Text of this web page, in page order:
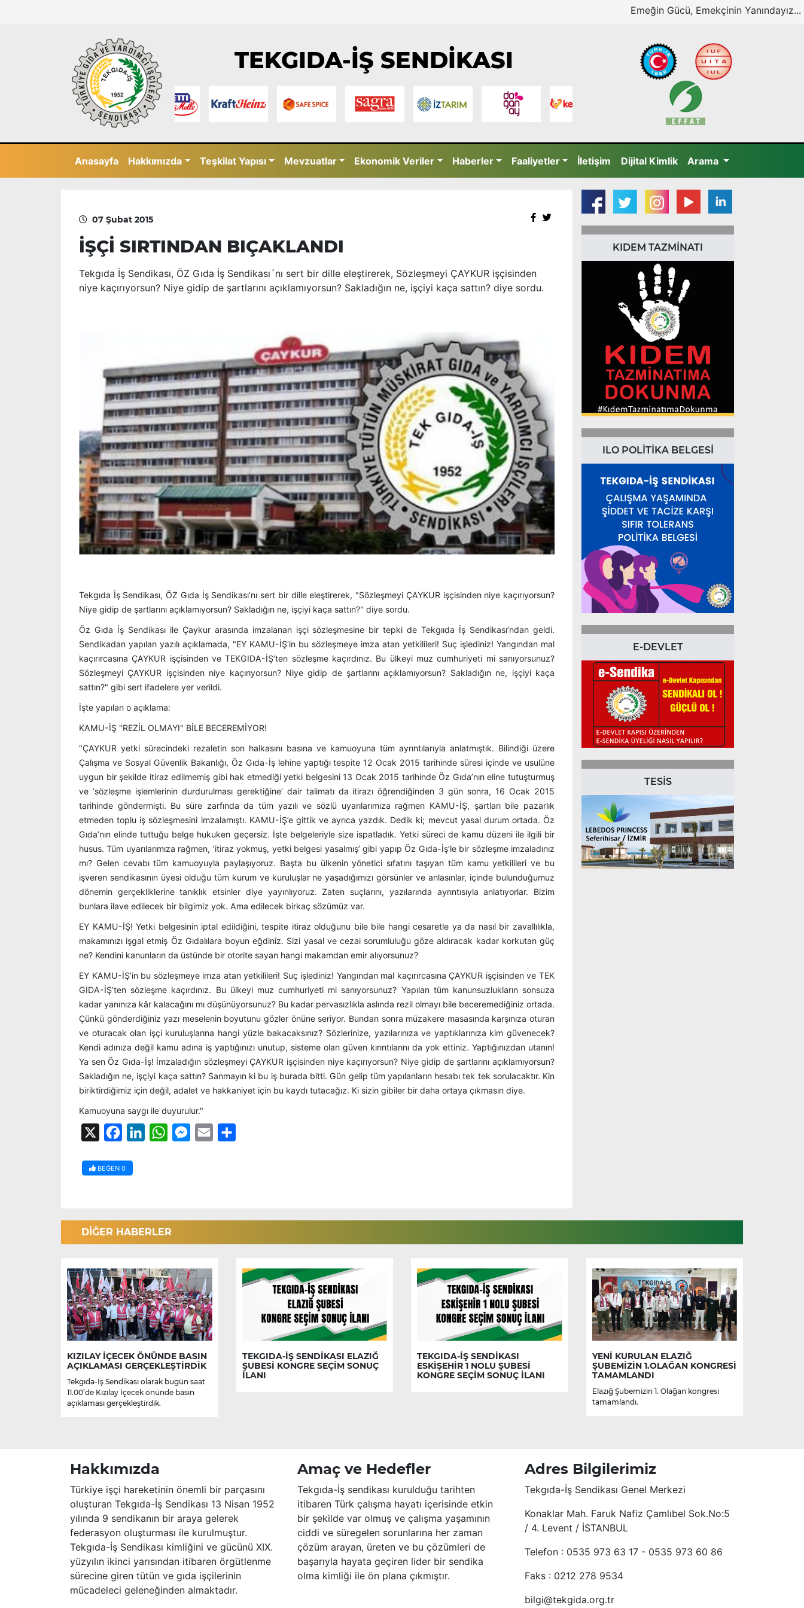
Emeğin Gücü, Emekçinin Yanındayız...
TEKGIDA-İŞ SENDİKASI
Anasayfa Hakkımızda Teşkilat Yapısı Mevzuatlar Ekonomik Veriler Haberler Faaliyetler İletişim Dijital Kimlik Arama
07 Şubat 2015
İŞÇİ SIRTINDAN BIÇAKLANDI
Tekgıda İş Sendikası, ÖZ Gıda İş Sendikası´nı sert bir dille eleştirerek, Sözleşmeyi ÇAYKUR işçisinden
niye kaçırıyorsun? Niye gidip de şartlarını açıklamıyorsun? Sakladığın ne, işçiyi kaça sattın? diye sordu.
Tekgıda İş Sendikası, ÖZ Gıda İş Sendikası’nı sert bir dille eleştirerek, "Sözleşmeyi ÇAYKUR işçisinden niye kaçırıyorsun?
Niye gidip de şartlarını açıklamıyorsun? Sakladığın ne, işçiyi kaça sattın?" diye sordu.
Öz Gıda İş Sendikası ile Çaykur arasında imzalanan işçi sözleşmesine bir tepki de Tekgııda İş Sendikası’ndan geldi.
Sendikadan yapılan yazılı açıklamada, "EY KAMU-İŞ’in bu sözleşmeye imza atan yetkilileri! Suç işlediniz! Yangından mal
kaçırırcasına ÇAYKUR işçisinden ve TEKGIDA-İŞ’ten sözleşme kaçırdınız. Bu ülkeyi muz cumhuriyeti mi sanıyorsunuz?
Sözleşmeyi ÇAYKUR işçisinden niye kaçırıyorsun? Niye gidip de şartlarını açıklamıyorsun? Sakladığın ne, işçiyi kaça
sattın?" gibi sert ifadelere yer verildi.
İşte yapılan o açıklama:
KAMU-İŞ "REZİL OLMAYI" BİLE BECEREMİYOR!
"ÇAYKUR yetki sürecindeki rezaletin son halkasını basına ve kamuoyuna tüm ayrıntılarıyla anlatmıştık. Bilindiği üzere
Çalışma ve Sosyal Güvenlik Bakanlığı, Öz Gıda-İş lehine yaptığı tespite 12 Ocak 2015 tarihinde süresi içinde ve usulüne
uygun bir şekilde itiraz edilmemiş gibi hak etmediği yetki belgesini 13 Ocak 2015 tarihinde Öz Gıda’nın eline tutuşturmuş
ve ‘sözleşme işlemlerinin durdurulması gerektiğine’ dair talimatı da itirazı öğrendiğinden 3 gün sonra, 16 Ocak 2015
tarihinde göndermişti. Bu süre zarfında da tüm yazılı ve sözlü uyarılarımıza rağmen KAMU-İŞ, şartları bile pazarlık
etmeden toplu iş sözleşmesini imzalamıştı. KAMU-İŞ’e gittik ve ayrıca yazdık. Dedik ki; mevcut yasal durum ortada. Öz
Gıda’nın elinde tuttuğu belge hukuken geçersiz. İşte belgeleriyle size ispatladık. Yetki süreci de kamu düzeni ile ilgili bir
husus. Tüm uyarılarımıza rağmen, ‘itiraz yokmuş, yetki belgesi yasalmış’ gibi yapıp Öz Gıda-İş’le bir sözleşme imzaladınız
mı? Gelen cevabı tüm kamuoyuyla paylaşıyoruz. Başta bu ülkenin yönetici sıfatını taşıyan tüm kamu yetkilileri ve bu
işveren sendikasının üyesi olduğu tüm kurum ve kuruluşlar ne yaşadığımızı görsünler ve anlasınlar, içinde bulunduğumuz
dönemin gerçekliklerine tanıklık etsinler diye yayınlıyoruz. Zaten suçlarını, yazılarında ayrıntısıyla anlatıyorlar. Bizim
bunlara ilave edilecek bir bilgimiz yok. Ama edilecek birkaç sözümüz var.
EY KAMU-İŞ! Yetki belgesinin iptal edildiğini, tespite itiraz olduğunu bile bile hangi cesaretle ya da nasıl bir zavallılıkla,
makamınızı işgal etmiş Öz Gıdalılara boyun eğdiniz. Sizi yasal ve cezai sorumluluğu göze aldıracak kadar korkutan güç
ne? Kendini kanunların da üstünde bir otorite sayan hangi makamdan emir alıyorsunuz?
EY KAMU-İŞ’in bu sözleşmeye imza atan yetkilileri! Suç işlediniz! Yangından mal kaçırırcasına ÇAYKUR işçisinden ve TEK
GIDA-İŞ’ten sözleşme kaçırdınız. Bu ülkeyi muz cumhuriyeti mi sanıyorsunuz? Yapılan tüm kanunsuzlukların sonsuza
kadar yanınıza kâr kalacağını mı düşünüyorsunuz? Bu kadar pervasızlıkla aslında rezil olmayı bile beceremediğiniz ortada.
Çünkü gönderdiğiniz yazı meselenin boyutunu gözler önüne seriyor. Bundan sonra müzakere masasında karşınıza oturan
ve oturacak olan işçi kuruluşlarına hangi yüzle bakacaksınız? Sözlerinize, yazılarınıza ve yaptıklarınıza kim güvenecek?
Kendi adınıza değil kamu adına iş yaptığınızı unutup, sisteme olan güven kırıntılarını da yok ettiniz. Yaptığınızdan utanın!
Ya sen Öz Gıda-İş! İmzaladığın sözleşmeyi ÇAYKUR işçisinden niye kaçırıyorsun? Niye gidip de şartlarını açıklamıyorsun?
Sakladığın ne, işçiyi kaça sattın? Sanmayın ki bu iş burada bitti. Gün gelip tüm yapılanların hesabı tek tek sorulacaktır. Kin
biriktirdiğimiz için değil, adalet ve hakkaniyet için bu kaydı tutacağız. Ki sizin gibiler bir daha ortaya çıkmasın diye.
Kamuoyuna saygı ile duyurulur."
FacebookLinkedInWhatsAppMessenger
Email
BEĞEN 0
KIDEM TAZMİNATI
ILO POLİTİKA BELGESİ
E-DEVLET
TESİS
DİĞER HABERLER
KIZILAY İÇECEK ÖNÜNDE BASIN
AÇIKLAMASI GERÇEKLEŞTİRDİK
Tekgıda-İş Sendikası olarak bugün saat
11.00’de Kızılay İçecek önünde basın
açıklaması gerçekleştirdik.
TEKGIDA-İŞ SENDİKASI ELAZIĞ
ŞUBESİ KONGRE SEÇİM SONUÇ
İLANI
TEKGIDA-İŞ SENDİKASI
ESKİŞEHİR 1 NOLU ŞUBESİ
KONGRE SEÇİM SONUÇ İLANI
YENİ KURULAN ELAZIĞ
ŞUBEMİZİN 1.OLAĞAN KONGRESİ
TAMAMLANDI
Elazığ Şubemizin 1. Olağan kongresi
tamamlandı.
Hakkımızda
Türkiye işçi hareketinin önemli bir parçasını
oluşturan Tekgıda-İş Sendikası 13 Nisan 1952
yılında 9 sendikanın bir araya gelerek
federasyon oluşturması ile kurulmuştur.
Tekgıda-İş Sendikası kimliğini ve gücünü XIX.
yüzyılın ikinci yarısından itibaren örgütlenme
sürecine giren tütün ve gıda işçilerinin
mücadeleci geleneğinden almaktadır.
Amaç ve Hedefler
Tekgıda-İş sendikası kurulduğu tarihten
itibaren Türk çalışma hayatı içerisinde etkin
bir şekilde var olmuş ve çalışma yaşamının
ciddi ve süregelen sorunlarına her zaman
çözüm arayan, üreten ve bu çözümleri de
başarıyla hayata geçiren lider bir sendika
olma kimliği ile ön plana çıkmıştır.
Adres Bilgilerimiz
Tekgıda-İş Sendikası Genel Merkezi
Konaklar Mah. Faruk Nafiz Çamlıbel Sok.No:5
/ 4. Levent / İSTANBUL
Telefon : 0535 973 63 17 - 0535 973 60 86
Faks : 0212 278 9534
bilgi@tekgida.org.tr